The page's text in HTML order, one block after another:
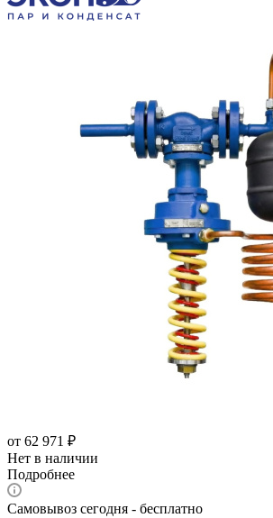
от 62 971 ₽
Нет в наличии
Подробнее
Самовывоз сегодня - бесплатно